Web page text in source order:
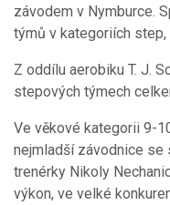
závodem v Nymburce.
týmů v kategoriích
Z oddílu aerobiku T. J.
stepových týmech
Ve věkové kategorii 9-
nejmladší závodnice se
trenérky Nikoly
výkon, ve velké